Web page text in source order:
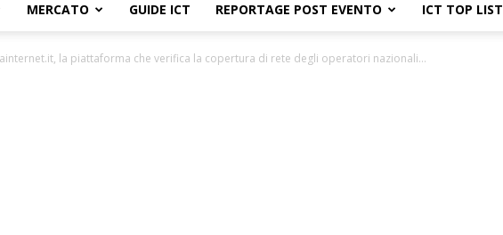
MERCATO GUIDE ICT REPORTAGE POST EVENTO ICT TOP LIST
la piattaforma che verifica la copertura di rete degli operatori nazionali...